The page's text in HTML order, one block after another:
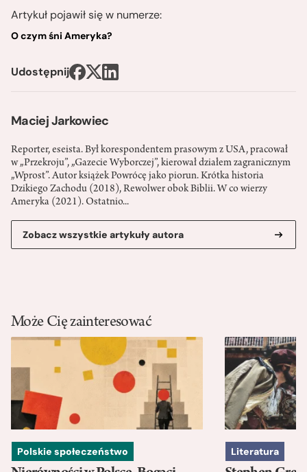
Maciej Jarkowiec
Reporter, eseista. Był korespondentem prasowym z USA, pracował
w „Przekroju”, „Gazecie Wyborczej”, kierował działem zagranicznym
„Wprost”. Autor książek Powrócę jako piorun. Krótka historia
Dzikiego Zachodu (2018), Rewolwer obok Biblii. W co wierzy
Ameryka (2021). Ostatnio...
Zobacz wszystkie artykuły autora
Artykuł pojawił się w numerze:
O czym śni Ameryka?
Udostępnij
Może Cię zainteresować
Polskie społeczeństwo Literatura